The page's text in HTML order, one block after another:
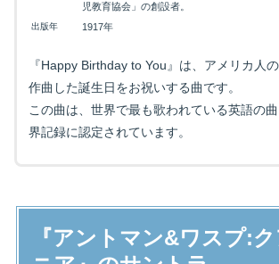
児教育協会」の創設者。
出版年 1917年
『Happy Birthday to You』は、アメリカ人
作曲した誕生日をお祝いする曲です。
この曲は、世界で最も歌われている英語の
界記録に認定されています。
『アントマン&ワスプ: